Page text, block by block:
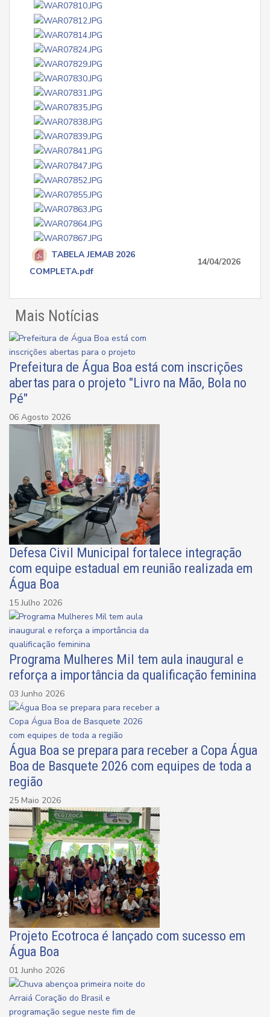
TABELA JEMAB 2026
COMPLETA.pdf
14/04/2026
Mais Notícias
Prefeitura de Água Boa está com inscrições
abertas para o projeto "Livro na Mão, Bola no
Pé"
06 Agosto 2026
Defesa Civil Municipal fortalece integração
com equipe estadual em reunião realizada em
Água Boa
15 Julho 2026
Programa Mulheres Mil tem aula inaugural e
reforça a importância da qualificação feminina
03 Junho 2026
Água Boa se prepara para receber a Copa Água
Boa de Basquete 2026 com equipes de toda a
região
25 Maio 2026
Projeto Ecotroca é lançado com sucesso em
Água Boa
01 Junho 2026